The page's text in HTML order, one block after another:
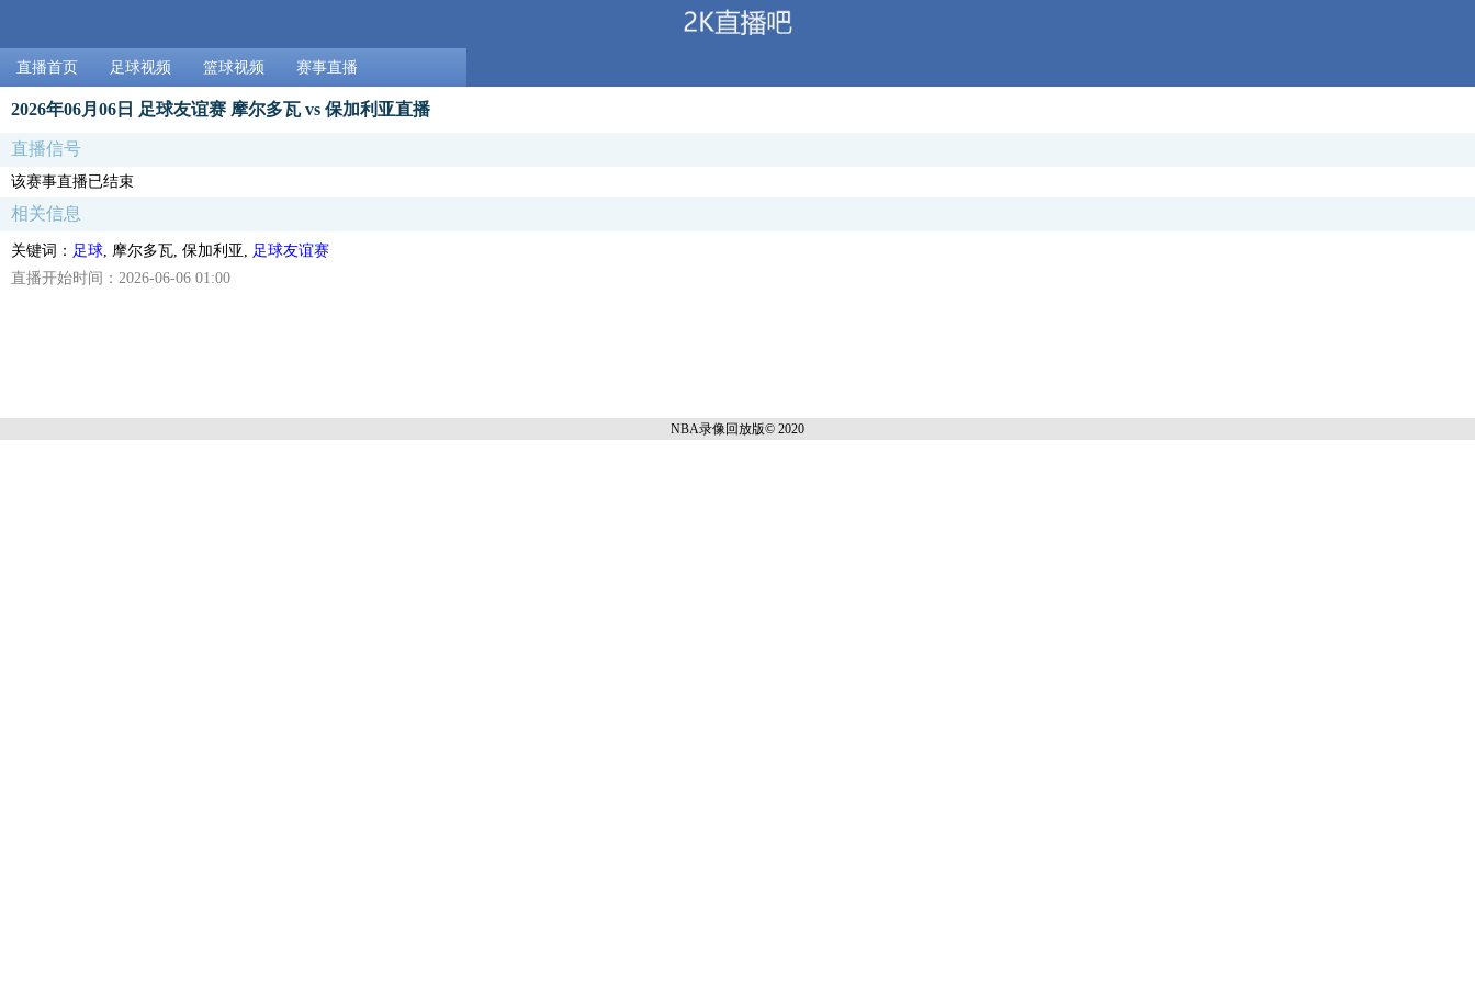
直播首页 足球视频 篮球视频 赛事直播
2026年06月06日 足球友谊赛 摩尔多瓦 vs 保加利亚直播
直播信号
该赛事直播已结束
相关信息
关键词： 足球 , 摩尔多瓦, 保加利亚,
足球友谊赛
直播开始时间：2026-06-06 01:00
NBA录像回放版© 2020